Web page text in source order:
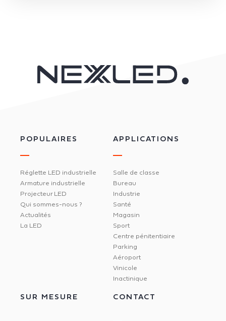
POPULAIRES
Réglette LED industrielle
Armature industrielle
Projecteur LED
Qui sommes-nous ?
Actualités
La LED
APPLICATIONS
Salle de classe
Bureau
Industrie
Santé
Magasin
Sport
Centre pénitentiaire
Parking
Aéroport
Vinicole
Inactinique
SUR MESURE CONTACT